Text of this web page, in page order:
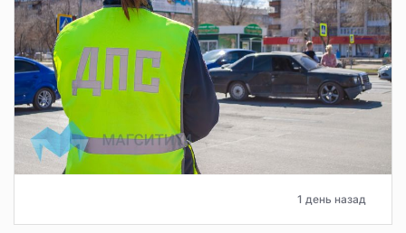
1 день назад